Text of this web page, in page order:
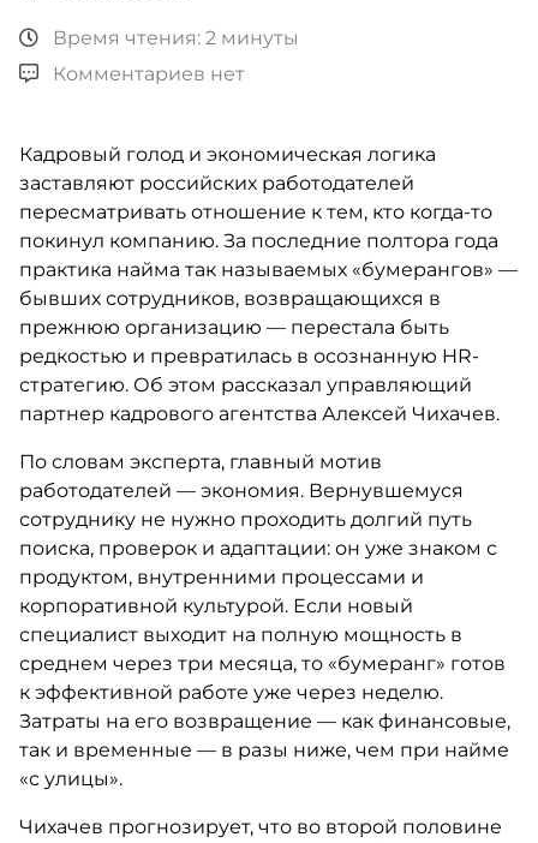
Время чтения: 2 минуты
Комментариев нет
Кадровый голод и экономическая логика
заставляют российских работодателей
пересматривать отношение к тем, кто когда-то
покинул компанию. За последние полтора года
практика найма так называемых «бумерангов» —
бывших сотрудников, возвращающихся в
прежнюю организацию — перестала быть
редкостью и превратилась в осознанную HR-
стратегию. Об этом рассказал управляющий
партнер кадрового агентства Алексей Чихачев.
По словам эксперта, главный мотив
работодателей — экономия. Вернувшемуся
сотруднику не нужно проходить долгий путь
поиска, проверок и адаптации: он уже знаком с
продуктом, внутренними процессами и
корпоративной культурой. Если новый
специалист выходит на полную мощность в
среднем через три месяца, то «бумеранг» готов
к эффективной работе уже через неделю.
Затраты на его возвращение — как финансовые,
так и временные — в разы ниже, чем при найме
«с улицы».
Чихачев прогнозирует, что во второй половине